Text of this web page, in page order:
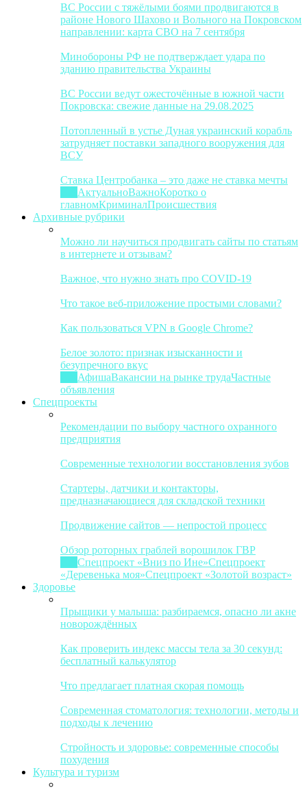
ВС России с тяжёлыми боями продвигаются в
районе Нового Шахово и Вольного на Покровском
направлении: карта СВО на 7 сентября
Минобороны РФ не подтверждает удара по
зданию правительства Украины
ВС России ведут ожесточённые в южной части
Покровска: свежие данные на 29.08.2025
Потопленный в устье Дуная украинский корабль
затрудняет поставки западного вооружения для
ВСУ
Ставка Центробанка – это даже не ставка мечты
АктуальноВажноКоротко о
главномКриминалПроисшествия
Архивные рубрики
Можно ли научиться продвигать сайты по статьям
в интернете и отзывам?
Важное, что нужно знать про COVID-19
Что такое веб-приложение простыми словами?
Как пользоваться VPN в Google Chrome?
Белое золото: признак изысканности и
безупречного вкус
АфишаВакансии на рынке трудаЧастные
объявления
Спецпроекты
Рекомендации по выбору частного охранного
предприятия
Современные технологии восстановления зубов
Стартеры, датчики и контакторы,
предназначающиеся для складской техники
Продвижение сайтов — непростой процесс
Обзор роторных граблей ворошилок ГВР
Спецпроект «Вниз по Ине»Спецпроект
«Деревенька моя»Спецпроект «Золотой возраст»
Здоровье
Прыщики у малыша: разбираемся, опасно ли акне
новорождённых
Как проверить индекс массы тела за 30 секунд:
бесплатный калькулятор
Что предлагает платная скорая помощь
Современная стоматология: технологии, методы и
подходы к лечению
Стройность и здоровье: современные способы
похудения
Культура и туризм